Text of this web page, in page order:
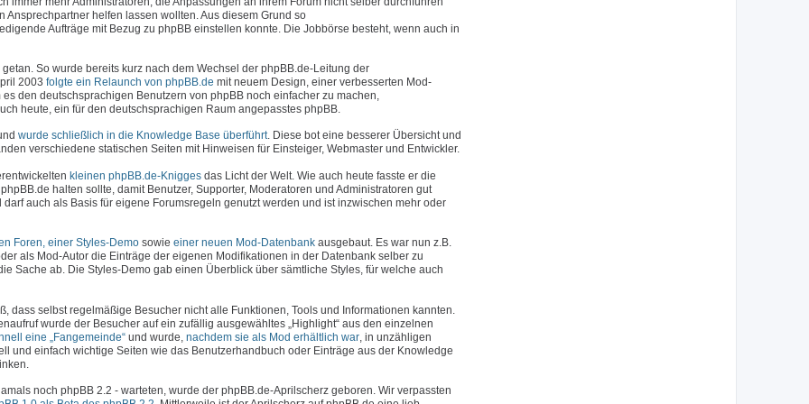
helfen lassen wollten. Aus diesem Grund so
Aufträge mit Bezug zu phpBB einstellen konnte. Die Jobbörse besteht, wenn auch in
So wurde bereits kurz nach dem Wechsel der phpBB.de-Leitung der
2003 folgte ein Relaunch von phpBB.de mit neuem Design, einer verbesserten Mod-
den deutschsprachigen Benutzern von phpBB noch einfacher zu machen,
heute, ein für den deutschsprachigen Raum angepasstes phpBB.
wurde schließlich in die Knowledge Base überführt. Diese bot eine besserer Übersicht und
verschiedene statischen Seiten mit Hinweisen für Einsteiger, Webmaster und Entwickler.
kleinen phpBB.de-Knigges das Licht der Welt. Wie auch heute fasste er die
halten sollte, damit Benutzer, Supporter, Moderatoren und Administratoren gut
auch als Basis für eigene Forumsregeln genutzt werden und ist inzwischen mehr oder
Foren, einer Styles-Demo sowie einer neuen Mod-Datenbank ausgebaut. Es war nun z.B.
als Mod-Autor die Einträge der eigenen Modifikationen in der Datenbank selber zu
Sache ab. Die Styles-Demo gab einen Überblick über sämtliche Styles, für welche auch
dass selbst regelmäßige Besucher nicht alle Funktionen, Tools und Informationen kannten.
wurde der Besucher auf ein zufällig ausgewähltes „Highlight“ aus den einzelnen
eine „Fangemeinde“ und wurde, nachdem sie als Mod erhältlich war , in unzähligen
und einfach wichtige Seiten wie das Benutzerhandbuch oder Einträge aus der Knowledge
noch phpBB 2.2 - warteten, wurde der phpBB.de-Aprilscherz geboren. Wir verpassten